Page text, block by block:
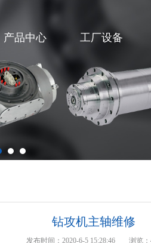
产品中心 工厂设备
钻攻机主轴维修
发布时间：2020-6-5 15:28:46 浏览：